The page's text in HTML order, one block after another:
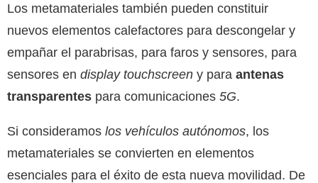
Los metamateriales también pueden constituir
nuevos elementos calefactores para descongelar y
empañar el parabrisas, para faros y sensores, para
sensores en display touchscreen y para antenas
transparentes para comunicaciones 5G.
Si consideramos los vehículos autónomos, los
metamateriales se convierten en elementos
esenciales para el éxito de esta nueva movilidad. De